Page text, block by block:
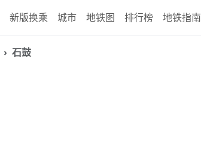
新版换乘 城市 地铁图 排行榜 地铁指南
石鼓